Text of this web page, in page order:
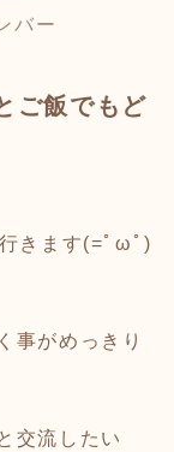
バー
ご飯でもど
きます(=ﾟωﾟ)
事がめっきり
交流したい